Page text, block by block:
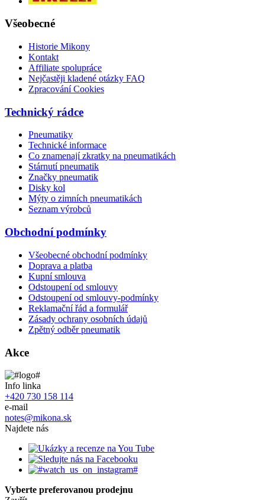
Všeobecné
Historie Mikony
Kontakt
Affiliate spolupráce
Nejčastěji kladené otázky FAQ
Zpracování Cookies
Technický rádce
Pneumatiky
Technické informace
Co znamenají zkratky na pneumatikách
Stárnutí pneumatik
Značky pneumatik
Disky kol
Mýty o zimních pneumatikách
Seznam výrobců
Obchodní podmínky
Všeobecné obchodní podmínky
Doprava a platba
Kupní smlouva
Odstoupení od smlouvy
Odstoupení od smlouvy-podmínky
Reklamační řád a formulář
Zásady ochrany osobních údajů
Zpětný odběr pneumatik
Akce
Info linka
+420 730 158 114
e-mail
notes@mikona.sk
Najdete nás
Vyberte preferovanou prodejnu